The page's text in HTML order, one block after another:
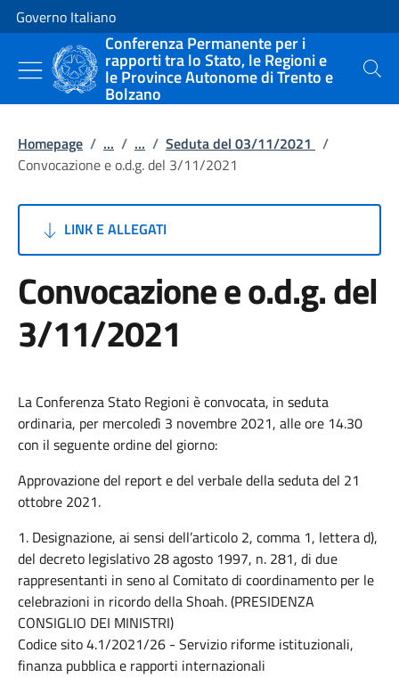
Vai al contenuto
Vai alla navigazione del sito
Governo Italiano
Conferenza Permanente per i
rapporti tra lo Stato, le Regioni e
le Province Autonome di Trento e
Bolzano
Cerca
Homepage / ... / ... / Seduta del 03/11/2021 /
Convocazione e o.d.g. del 3/11/2021
LINK E ALLEGATI
Convocazione e o.d.g. del
3/11/2021
La Conferenza Stato Regioni è convocata, in seduta
ordinaria, per mercoledì 3 novembre 2021, alle ore 14.30
con il seguente ordine del giorno:
Approvazione del report e del verbale della seduta del 21
ottobre 2021.
1. Designazione, ai sensi dell’articolo 2, comma 1, lettera d),
del decreto legislativo 28 agosto 1997, n. 281, di due
rappresentanti in seno al Comitato di coordinamento per le
celebrazioni in ricordo della Shoah. (PRESIDENZA
CONSIGLIO DEI MINISTRI)
Codice sito 4.1/2021/26 - Servizio riforme istituzionali,
finanza pubblica e rapporti internazionali